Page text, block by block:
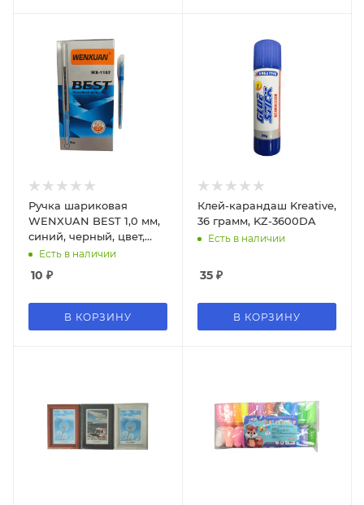
Ручка шариковая
WENXUAN BEST 1,0 мм,
синий, черный, цвет,
WX-1157
Есть в наличии
10 ₽
В КОРЗИНУ
Клей-карандаш Kreative,
36 грамм, KZ-3600DA
Есть в наличии
35 ₽
В КОРЗИНУ